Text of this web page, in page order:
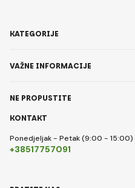
KONTAKT
Ponedjeljak - Petak (9:00 - 15:00)
+38517757091
KATEGORIJE
VAŽNE INFORMACIJE
NE PROPUSTITE